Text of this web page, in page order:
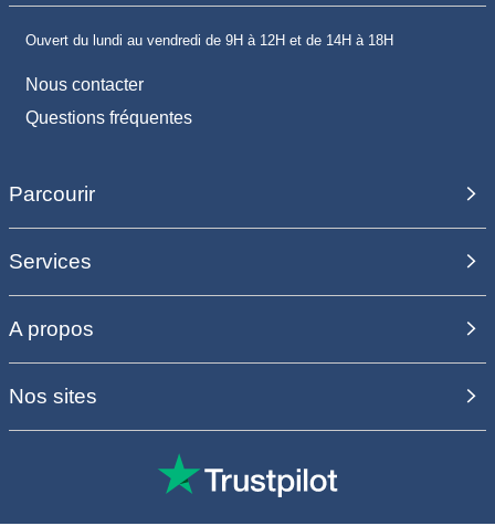
Ouvert du lundi au vendredi de 9H à 12H et de 14H à 18H
Nous contacter
Questions fréquentes
Parcourir
Services
A propos
Nos sites